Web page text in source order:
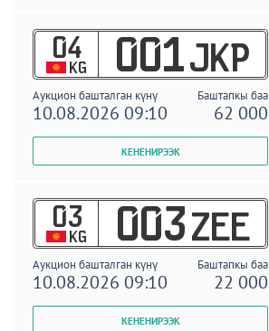
04
KG 001 JKP
Аукцион башталган күнү Баштапкы баа
10.08.2026 09:10 62 000
03
KG 003 ZEE
Аукцион башталган күнү Баштапкы баа
10.08.2026 09:10 22 000